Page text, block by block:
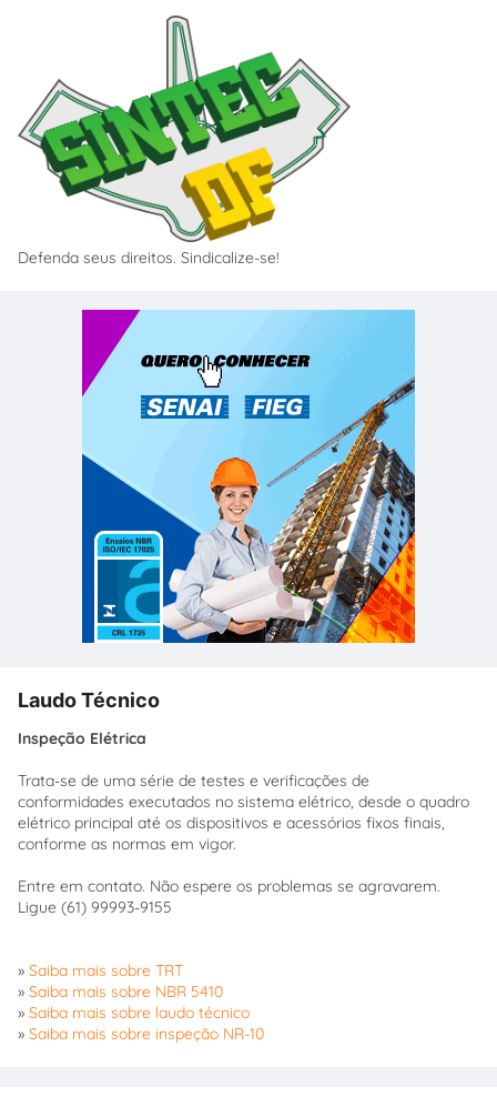
Defenda seus direitos. Sindicalize-se!
Laudo Técnico
Inspeção Elétrica
Trata-se de uma série de testes e verificações de
conformidades executados no sistema elétrico, desde o quadro
elétrico principal até os dispositivos e acessórios fixos finais,
conforme as normas em vigor.
Entre em contato. Não espere os problemas se agravarem.
Ligue (61) 99993-9155
» Saiba mais sobre TRT
» Saiba mais sobre NBR 5410
» Saiba mais sobre laudo técnico
» Saiba mais sobre inspeção NR-10